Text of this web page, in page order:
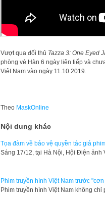
Vượt qua đối thủ Tazza 3: One Eyed
phòng vé Hàn 6 ngày liên tiếp và
Việt Nam vào ngày 11.10.2019.
Theo MaskOnline
Nội dung khác
Tọa đàm về bảo vệ quyền tác giả
​Sáng 17/12, tại Hà Nội, Hội Điện
Phim truyền hình Việt Nam trước
Phim truyền hình Việt Nam không